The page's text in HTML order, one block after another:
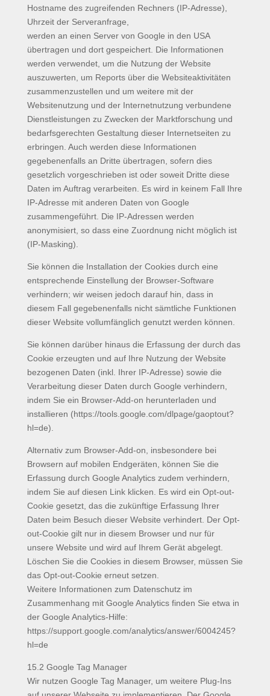
Hostname des zugreifenden Rechners (IP-Adresse),
Uhrzeit der Serveranfrage,
werden an einen Server von Google in den USA
übertragen und dort gespeichert. Die Informationen
werden verwendet, um die Nutzung der Website
auszuwerten, um Reports über die Websiteaktivitäten
zusammenzustellen und um weitere mit der
Websitenutzung und der Internetnutzung verbundene
Dienstleistungen zu Zwecken der Marktforschung und
bedarfsgerechten Gestaltung dieser Internetseiten zu
erbringen. Auch werden diese Informationen
gegebenenfalls an Dritte übertragen, sofern dies
gesetzlich vorgeschrieben ist oder soweit Dritte diese
Daten im Auftrag verarbeiten. Es wird in keinem Fall Ihre
IP-Adresse mit anderen Daten von Google
zusammengeführt. Die IP-Adressen werden
anonymisiert, so dass eine Zuordnung nicht möglich ist
(IP-Masking).
Sie können die Installation der Cookies durch eine
entsprechende Einstellung der Browser-Software
verhindern; wir weisen jedoch darauf hin, dass in
diesem Fall gegebenenfalls nicht sämtliche Funktionen
dieser Website vollumfänglich genutzt werden können.
Sie können darüber hinaus die Erfassung der durch das
Cookie erzeugten und auf Ihre Nutzung der Website
bezogenen Daten (inkl. Ihrer IP-Adresse) sowie die
Verarbeitung dieser Daten durch Google verhindern,
indem Sie ein Browser-Add-on herunterladen und
installieren (https://tools.google.com/dlpage/gaoptout?
hl=de).
Alternativ zum Browser-Add-on, insbesondere bei
Browsern auf mobilen Endgeräten, können Sie die
Erfassung durch Google Analytics zudem verhindern,
indem Sie auf diesen Link klicken. Es wird ein Opt-out-
Cookie gesetzt, das die zukünftige Erfassung Ihrer
Daten beim Besuch dieser Website verhindert. Der Opt-
out-Cookie gilt nur in diesem Browser und nur für
unsere Website und wird auf Ihrem Gerät abgelegt.
Löschen Sie die Cookies in diesem Browser, müssen Sie
das Opt-out-Cookie erneut setzen.
Weitere Informationen zum Datenschutz im
Zusammenhang mit Google Analytics finden Sie etwa in
der Google Analytics-Hilfe:
https://support.google.com/analytics/answer/6004245?
hl=de
15.2 Google Tag Manager
Wir nutzen Google Tag Manager, um weitere Plug-Ins